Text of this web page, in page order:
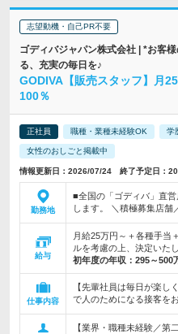
志望動機・自己PR不要
ゴディバジャパン株式会社 | *お客
る、充実の毎日を♪
GODIVA【販売スタッフ】月
100％
正社員 職種・業種未経験OK 学
女性のおしごと掲載中
情報更新日：2026/07/24 終了予定日：
勤務地
■全国の「ゴディバ」直
します。 ＼積極募集店舗
給与
月給25万円～＋各種手当
ルを考慮の上、決定いた
初年度の年収： 295～500
仕事内容
【先輩社員は毎日が楽し
で人のためになる接客を
【業界・職種未経験／第